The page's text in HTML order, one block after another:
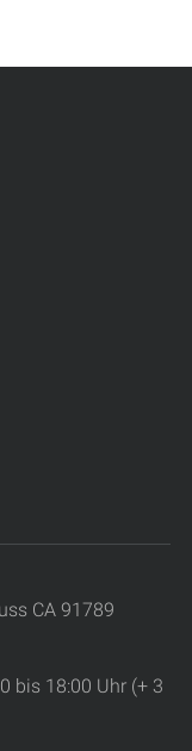
CA 91789
bis 18:00 Uhr (+ 3